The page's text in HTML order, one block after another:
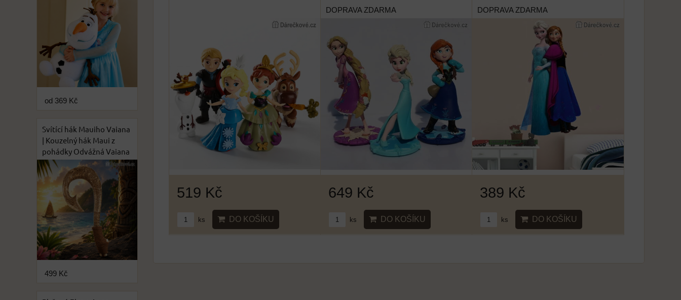
519 Kč
ks DO KOŠÍKU
DOPRAVA ZDARMA
649 Kč
ks DO KOŠÍKU
DOPRAVA ZDARMA
389 Kč
ks DO KOŠÍKU
od 369 Kč
Svítící hák Mauiho Vaiana
| Kouzelný hák Maui z
pohádky Odvážná Vaiana
499 Kč